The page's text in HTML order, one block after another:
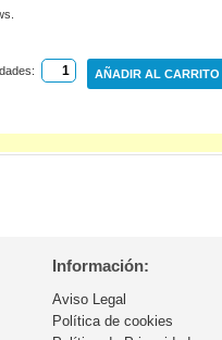
AÑADIR AL CARRITO
Información:
Aviso Legal
Política de cookies